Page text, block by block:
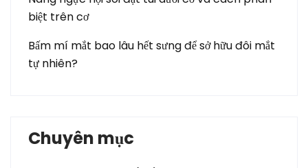
biệt trên cơ
Bấm mí mắt bao lâu hết sưng để sở hữu đôi mắt
tự nhiên?
Chuyên mục